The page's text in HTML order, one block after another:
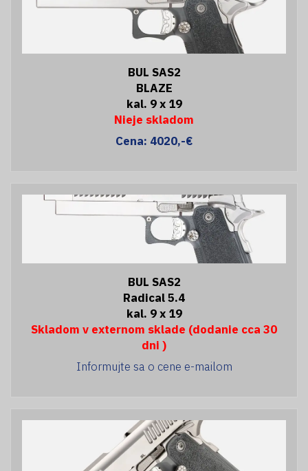
BUL SAS2
BLAZE
kal. 9 x 19
Nieje skladom
Cena: 4020,-€
BUL SAS2
Radical 5.4
kal. 9 x 19
Skladom v externom sklade (dodanie cca 30
dni )
Informujte sa o cene e-mailom